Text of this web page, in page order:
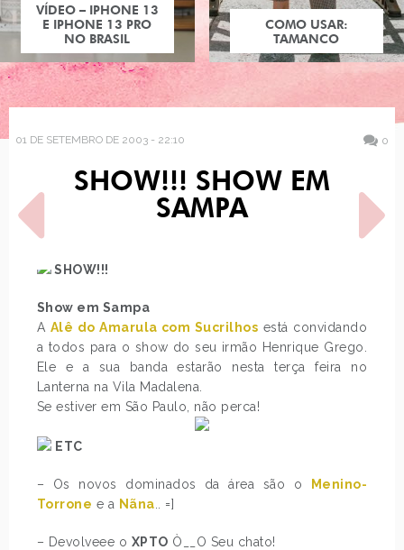
VÍDEO – IPHONE 13
E IPHONE 13 PRO
NO BRASIL
COMO USAR:
TAMANCO
01 DE SETEMBRO DE 2003 - 22:10 0
SHOW!!! SHOW EM
SAMPA
SHOW!!!
Show em Sampa
A Alê do Amarula com Sucrilhos está convidando
a todos para o show do seu irmão Henrique Grego.
Ele e a sua banda estarão nesta terça feira no
Lanterna na Vila Madalena.
Se estiver em São Paulo, não perca!
ETC
– Os novos dominados da área são o
Menino-
Torrone e a Nãna .. =]
– Devolveee o XPTO Ò__O Seu chato!
POST ANTERIOR
EXPOSIÇÃO DE VOLTA À
FIM DO KIT.NET FREE